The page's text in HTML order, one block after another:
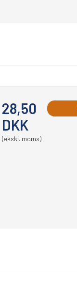
28,50
DKK
(ekskl. moms)